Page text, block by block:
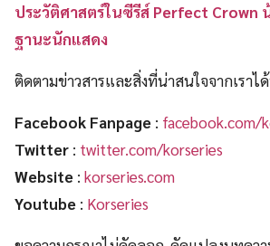
ประวัติศาสตร์ในซีรีส์ Perfect Crown
ฐานะนักแสดง
ติดตามข่าวสารและสิ่งที่น่าสนใจจากเราไ
Facebook Fanpage : facebook.com/
Twitter : twitter.com/korseries
Website : korseries.com
Youtube : Korseries